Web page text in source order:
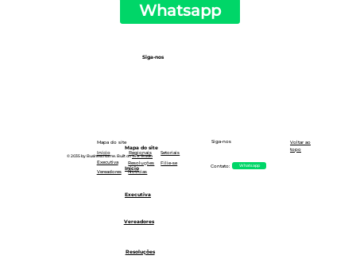
© 2035 by Business Name. Built onWix Studio
Mapa do site
Início Regionais
Setoriais
Executiva
Resoluções
Filie-se
Vereadores
Notícias
Siga-nos
Contato: Whatsapp
Voltar ao
topo
Executiva
Início
Mapa do site
Vereadores
Resoluções
Whatsapp
Siga-nos